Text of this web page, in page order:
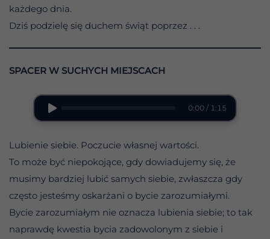
każdego dnia.
Dziś podzielę się duchem świąt poprzez . . .
SPACER W SUCHYCH MIEJSCACH
0:00 / 1:15
Lubienie siebie. Poczucie własnej wartości.
To może być niepokojące, gdy dowiadujemy się, że
musimy bardziej lubić samych siebie, zwłaszcza gdy
często jesteśmy oskarżani o bycie zarozumiałymi.
Bycie zarozumiałym nie oznacza lubienia siebie; to tak
naprawdę kwestia bycia zadowolonym z siebie i